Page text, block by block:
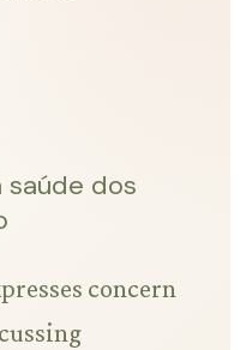
dos
concern